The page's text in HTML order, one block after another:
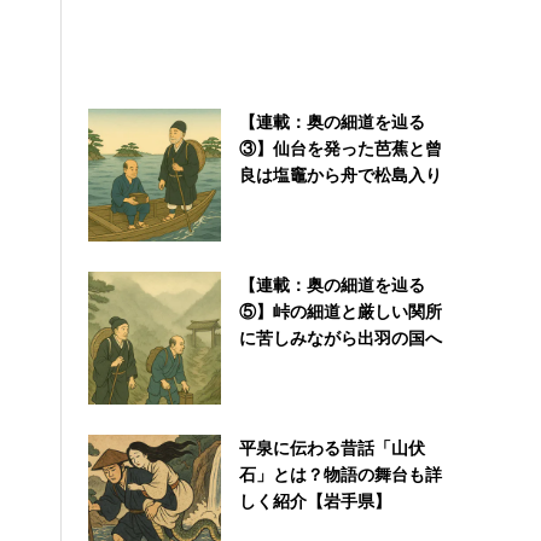
【連載：奥の細道を辿る
③】仙台を発った芭蕉と曾
良は塩竈から舟で松島入り
【連載：奥の細道を辿る
⑤】峠の細道と厳しい関所
に苦しみながら出羽の国へ
平泉に伝わる昔話「山伏
石」とは？物語の舞台も詳
しく紹介【岩手県】